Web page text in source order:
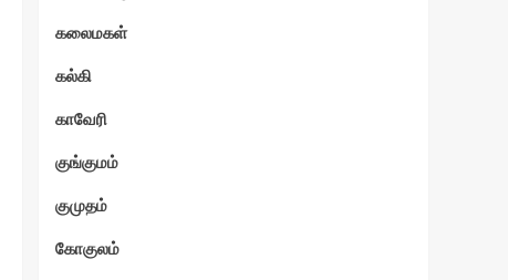
கலைமகள்
கல்கி
காவேரி
குங்குமம்
குமுதம்
கோகுலம்